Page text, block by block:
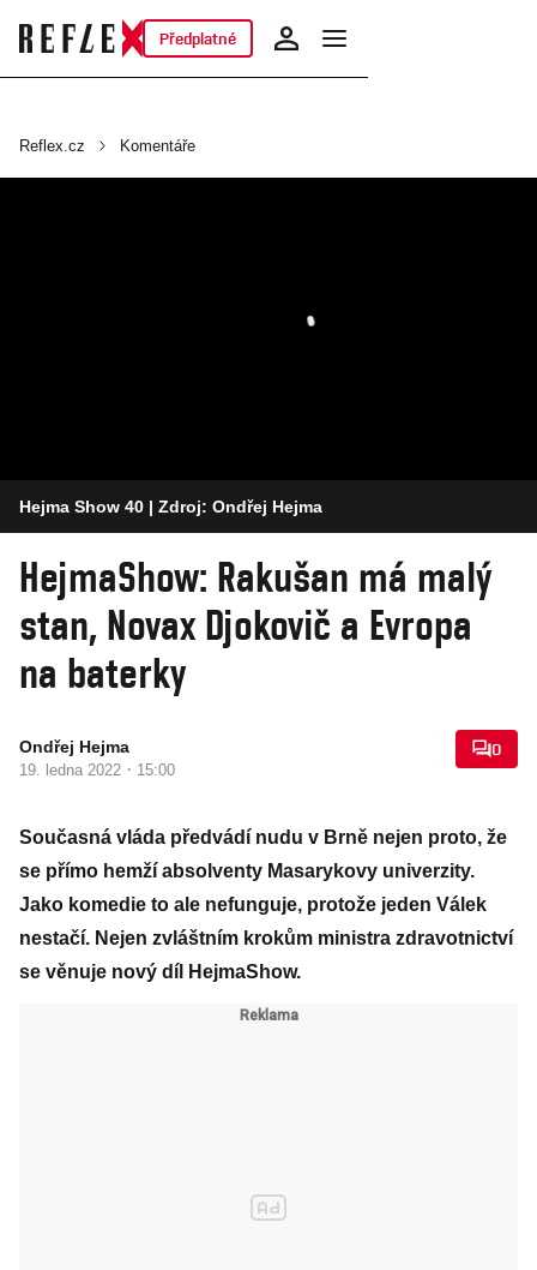
Předplatné
Reflex.cz Komentáře
Hejma Show 40 | Zdroj: Ondřej Hejma
HejmaShow: Rakušan má malý
stan, Novax Djokovič a Evropa
na baterky
Ondřej Hejma
19. ledna 2022 · 15:00
0
Současná vláda předvádí nudu v Brně nejen proto, že
se přímo hemží absolventy Masarykovy univerzity.
Jako komedie to ale nefunguje, protože jeden Válek
nestačí. Nejen zvláštním krokům ministra zdravotnictví
se věnuje nový díl HejmaShow.